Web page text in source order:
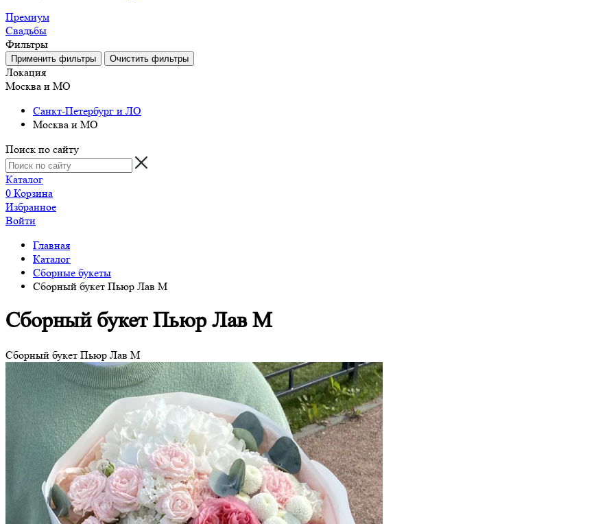
Премиум
Свадьбы
Фильтры
Локация
Москва и МО
Санкт-Петербург и ЛО
Москва и МО
Поиск по сайту
Каталог
0 Корзина
Избранное
Войти
Главная
Каталог
Сборные букеты
Сборный букет Пьюр Лав M
Сборный букет Пьюр Лав M
Сборный букет Пьюр Лав M